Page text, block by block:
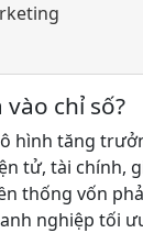
chỉ số?
hình tăng
tử, tài chính,
thống vốn
nghiệp tối